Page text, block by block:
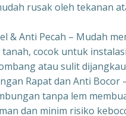
rusak oleh tekanan
& Anti Pecah – Mudah
cocok untuk
atau sulit
Rapat dan Anti Bocor
tanpa lem
dan minim risiko